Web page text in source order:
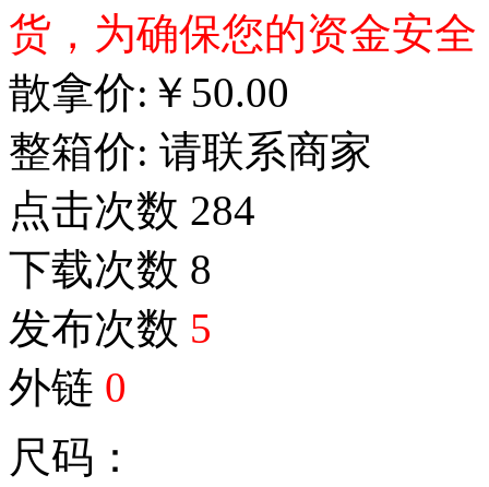
货，为确保您的资金安
散拿价: ￥ 50.00
整箱价: 请联系商家
点击次数 284
下载次数 8
发布次数 5
外链 0
尺码：